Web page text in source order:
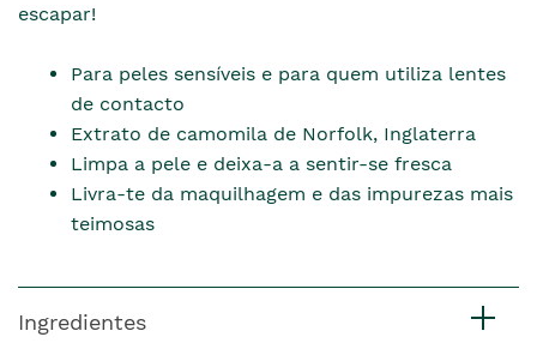
escapar!
Para peles sensíveis e para quem utiliza lentes
de contacto
Extrato de camomila de Norfolk, Inglaterra
Limpa a pele e deixa-a a sentir-se fresca
Livra-te da maquilhagem e das impurezas mais
teimosas
Ingredientes